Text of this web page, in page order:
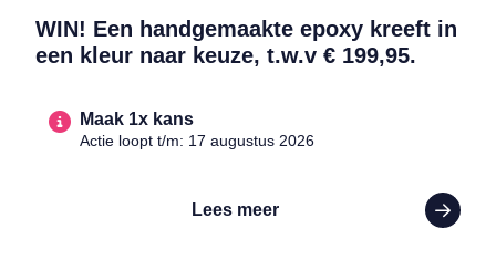
WIN! Een handgemaakte epoxy kreeft in
een kleur naar keuze, t.w.v € 199,95.
Maak 1x kans
Actie loopt t/m: 17 augustus 2026
Lees meer